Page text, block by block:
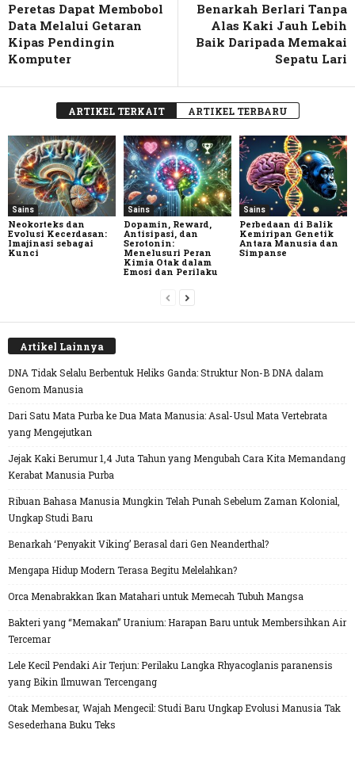
Peretas Dapat Membobol
Data Melalui Getaran
Kipas Pendingin
Komputer
Benarkah Berlari Tanpa
Alas Kaki Jauh Lebih
Baik Daripada Memakai
Sepatu Lari
ARTIKEL TERKAIT ARTIKEL TERBARU
Sains
Neokorteks dan
Evolusi Kecerdasan:
Imajinasi sebagai
Kunci
Sains
Dopamin, Reward,
Antisipasi, dan
Serotonin:
Menelusuri Peran
Kimia Otak dalam
Emosi dan Perilaku
Sains
Perbedaan di Balik
Kemiripan Genetik
Antara Manusia dan
Simpanse
Artikel Lainnya
DNA Tidak Selalu Berbentuk Heliks Ganda: Struktur Non-B DNA dalam
Genom Manusia
Dari Satu Mata Purba ke Dua Mata Manusia: Asal-Usul Mata Vertebrata
yang Mengejutkan
Jejak Kaki Berumur 1,4 Juta Tahun yang Mengubah Cara Kita Memandang
Kerabat Manusia Purba
Ribuan Bahasa Manusia Mungkin Telah Punah Sebelum Zaman Kolonial,
Ungkap Studi Baru
Benarkah ‘Penyakit Viking’ Berasal dari Gen Neanderthal?
Mengapa Hidup Modern Terasa Begitu Melelahkan?
Orca Menabrakkan Ikan Matahari untuk Memecah Tubuh Mangsa
Bakteri yang “Memakan” Uranium: Harapan Baru untuk Membersihkan Air
Tercemar
Lele Kecil Pendaki Air Terjun: Perilaku Langka Rhyacoglanis paranensis
yang Bikin Ilmuwan Tercengang
Otak Membesar, Wajah Mengecil: Studi Baru Ungkap Evolusi Manusia Tak
Sesederhana Buku Teks